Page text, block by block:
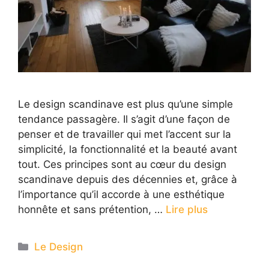
Le design scandinave est plus qu’une simple
tendance passagère. Il s’agit d’une façon de
penser et de travailler qui met l’accent sur la
simplicité, la fonctionnalité et la beauté avant
tout. Ces principes sont au cœur du design
scandinave depuis des décennies et, grâce à
l’importance qu’il accorde à une esthétique
honnête et sans prétention, … Lire plus
Categories
Le Design